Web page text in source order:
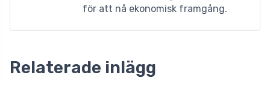
för att nå ekonomisk framgång.
Relaterade inlägg